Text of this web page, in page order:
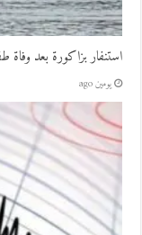
استنفار بزاكورة بعد وفاة
يومين ago